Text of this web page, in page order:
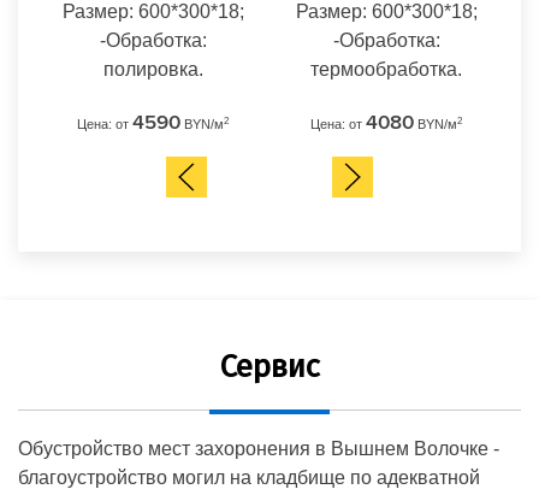
Размер: 600*300*18;
-Обработка:
термообработка.
Цена: от4080BYN/м2
Размер: 600*300*18;
-Обработка:
полировка.
Цена: от4590BYN/м2
Сервис
Обустройство мест захоронения в Вышнем Волочке -
благоустройство могил на кладбище по адекватной